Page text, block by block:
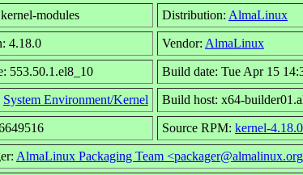
modules Distribution: AlmaLinux
4.18.0 Vendor: AlmaLinux
553.50.1.el8_10 Build date: Tue Apr 15
System Environment/Kernel Build host: x64-
Source RPM: kernel-
AlmaLinux Packaging Team